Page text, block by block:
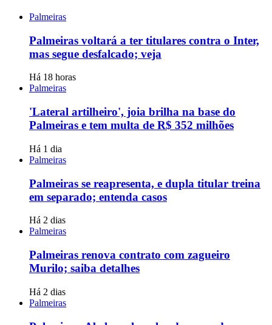
Palmeiras
Palmeiras voltará a ter titulares contra o Inter,
mas segue desfalcado; veja
Há 18 horas
Palmeiras
'Lateral artilheiro', joia brilha na base do
Palmeiras e tem multa de R$ 352 milhões
Há 1 dia
Palmeiras
Palmeiras se reapresenta, e dupla titular treina
em separado; entenda casos
Há 2 dias
Palmeiras
Palmeiras renova contrato com zagueiro
Murilo; saiba detalhes
Há 2 dias
Palmeiras